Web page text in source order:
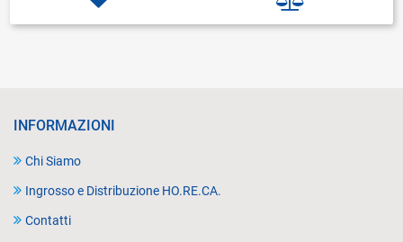
INFORMAZIONI
Chi Siamo
Ingrosso e Distribuzione HO.RE.CA.
Contatti